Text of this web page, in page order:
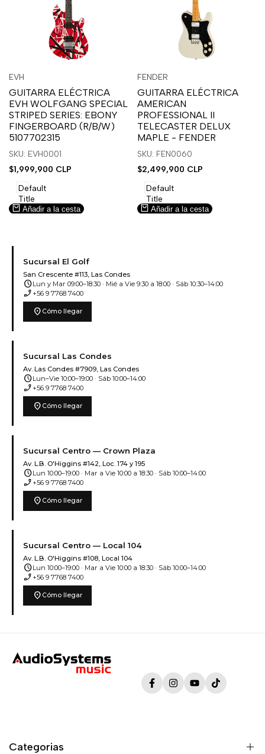
sesión
para
usar
la
lista
deseos.
para
usar
Compare
Proveedor:
EVH
GUITARRA ELÉCTRICA
EVH WOLFGANG SPECIAL
STRIPED SERIES: EBONY
FINGERBOARD (R/B/W)
5107702315
SKU: EVH0001
Precio
venta
$1,999,900 CLP
Default
Title
Añadir a la cesta
sesión
para
usar
la
lista
deseos.
sesión
para
usar
Compare
Vista
Proveedor:
FENDER
GUITARRA ELÉCTRICA
AMERICAN
PROFESSIONAL II
TELECASTER DELUX
MAPLE - FENDER
SKU: FEN0060
Precio
venta
$2,499,900 CLP
Default
Title
Añadir a la cesta
Sucursal El Golf
San Crescente #113, Las Condes
scheduleLun y Mar 09:00–18:30 · Mié a Vie 9:30 a 18:00 · Sáb 10:30–14:00
phone_enabled +56 9 7768 7400
location_on Cómo llegar
Sucursal Las Condes
Av. Las Condes #7909, Las Condes
scheduleLun–Vie 10:00–19:00 · Sáb 10:00–14:00
phone_enabled +56 9 7768 7400
location_on Cómo llegar
Sucursal Centro — Crown Plaza
Av. L.B. O'Higgins #142, Loc. 174 y 195
scheduleLun 10:00–19:00 · Mar a Vie 10:00 a 18:30 · Sáb 10:00–14:00
phone_enabled +56 9 7768 7400
location_on Cómo llegar
Sucursal Centro — Local 104
Av. L.B. O'Higgins #108, Local 104
scheduleLun 10:00–19:00 · Mar a Vie 10:00 a 18:30 · Sáb 10:00–14:00
phone_enabled +56 9 7768 7400
location_on Cómo llegar
FacebookInstagramYouTubeTikTok
Categorias